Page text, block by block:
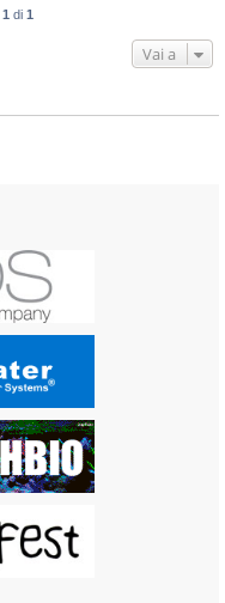
1 di 1
Vai a